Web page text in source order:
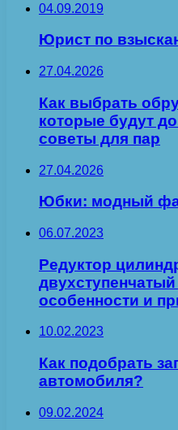
04.09.2019
Юрист по
27.04.2026
Как выбрать
которые будут
советы для пар
27.04.2026
Юбки: модный
06.07.2023
Редуктор
особенности и
10.02.2023
Как подобрать
автомобиля?
09.02.2024